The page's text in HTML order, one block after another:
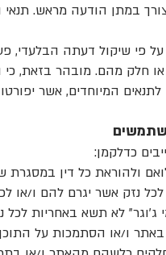
במתן הודעה מראש. תנאי
על פי שיקול דעתה הבלעדי,
חלק מהם. מובהר בזאת, כי
המיוחדים, אשר
כדלקמן:
לכל נזק אשר יגרם להם ו/
ג׳וגר" לא תשא באחריות
ו/או הסתמכות על